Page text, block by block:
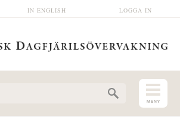
LOGGA IN
IN ENGLISH